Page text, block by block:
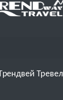
Тревел